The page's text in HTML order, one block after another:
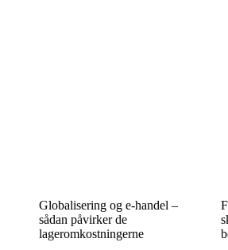
Globalisering og e-handel –
sådan påvirker de
lageromkostningerne